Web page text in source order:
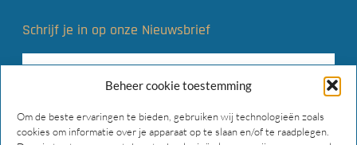
Beheer cookie toestemming
Om de beste ervaringen te bieden, gebruiken wij technologieën zoals
cookies om informatie over je apparaat op te slaan en/of te raadplegen.
Schrijf je in op onze Nieuwsbrief